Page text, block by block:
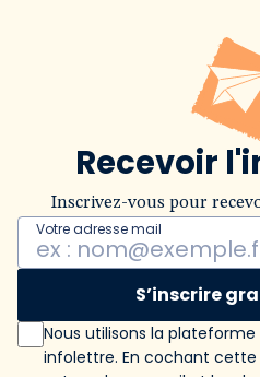
Recevoir
Inscrivez-vous pour
Votre adresse mail
S’inscrire
Nous utilisons la
infolettre. En cochant